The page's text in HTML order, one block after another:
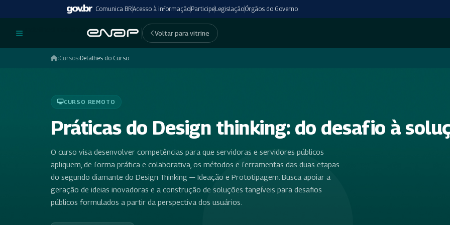
Comunica BRAcesso à informaçãoParticipeLegislaçãoÓrgãos do Governo
Voltar para vitrine
›Cursos›Detalhes do Curso
CURSO REMOTO
Práticas do Design thinking: do desafio à
O curso visa desenvolver competências para que servidoras e servidores públicos
apliquem, de forma prática e colaborativa, os métodos e ferramentas das duas etapas
do segundo diamante do Design Thinking — Ideação e Prototipagem. Busca apoiar a
geração de ideias inovadoras e a construção de soluções tangíveis para desafios
públicos formulados a partir da perspectiva dos usuários.